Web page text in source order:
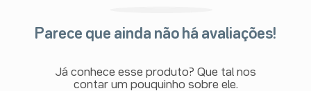
Parece que ainda não há avaliações!
Já conhece esse produto? Que tal nos
contar um pouquinho sobre ele.